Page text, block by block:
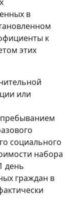
в
к
этих
или
социального
набора
день
граждан в